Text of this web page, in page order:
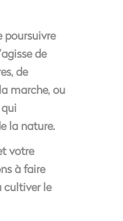
poursuivre
de
de
marche, ou
la nature.
votre
à faire
cultiver le